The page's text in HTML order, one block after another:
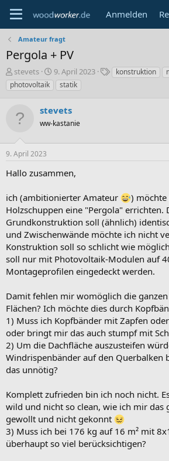
Anmelden
Amateur fragt
Pergola + PV
E
r
s
e
e
r
stevets
E
s
e
l
t
9. April 2023
S
o
konstruktion
photovoltaik
statik
stevets
ww-kastanie
9. April 2023
Hallo zusammen,
ich (ambitionierter Amateur
) möchte
Holzschuppen eine "Pergola" errichten.
Grundkonstruktion soll (ähnlich)
und Zwischenwände möchte ich nicht
Konstruktion soll so schlicht wie
soll nur mit Photovoltaik-Modulen auf
Montageprofilen eingedeckt werden.
Damit fehlen mir womöglich die
Flächen? Ich möchte dies durch
1) Muss ich Kopfbänder mit Zapfen
oder bringt mir das auch stumpf mit
2) Um die Dachfläche auszusteifen
Windrispenbänder auf den Querbalken
das unnötig?
Komplett zufrieden bin ich noch nicht.
wild und nicht so clean, wie ich mir das
gewollt und nicht gekonnt
3) Muss ich bei 176 kg auf 16 m² mit
überhaupt so viel berücksichtigen?